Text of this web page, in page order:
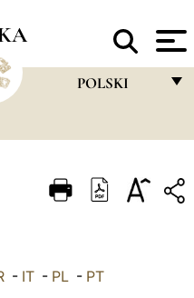
POLSKI
ITALIANO
- IT - PL - PT